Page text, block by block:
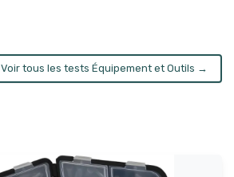
Voir tous les tests Équipement et Outils →